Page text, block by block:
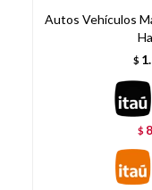
Autos Vehículos
$
$